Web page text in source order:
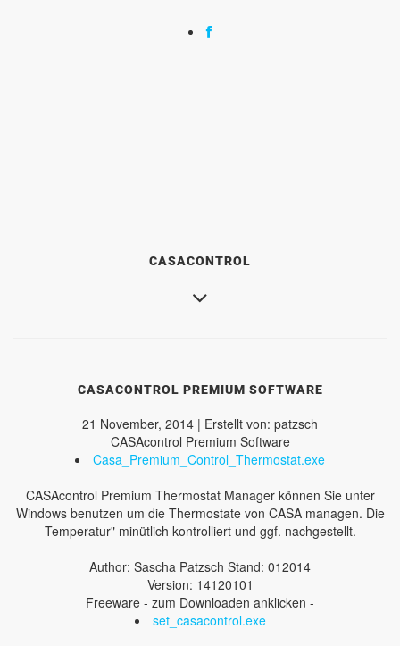
CASACONTROL
CASACONTROL PREMIUM SOFTWARE
21 November, 2014 | Erstellt von: patzsch
CASAcontrol Premium Software
Casa_Premium_Control_Thermostat.exe
CASAcontrol Premium Thermostat Manager können Sie unter
Windows benutzen um die Thermostate von CASA managen. Die
Temperatur" minütlich kontrolliert und ggf. nachgestellt.
Author: Sascha Patzsch Stand: 012014
Version: 14120101
Freeware - zum Downloaden anklicken -
set_casacontrol.exe